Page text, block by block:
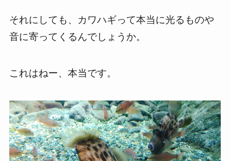
それにしても、カワハギって本当に光るものや
音に寄ってくるんでしょうか。
これはねー、本当です。